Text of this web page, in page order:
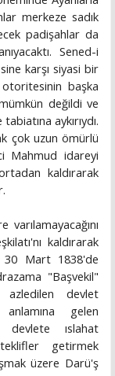
merkeze sadık
padişahlar da
Sened-i
karşı siyasi bir
otoritesinin başka
değildi ve
aykırıydı.
çok uzun ömürlü
Mahmud idareyi
kaldırarak
kaldırarak
30 Mart 1838'de
"Başvekil"
azledilen devlet
gelen
devlete ıslahat
getirmek
üzere Darü'ş